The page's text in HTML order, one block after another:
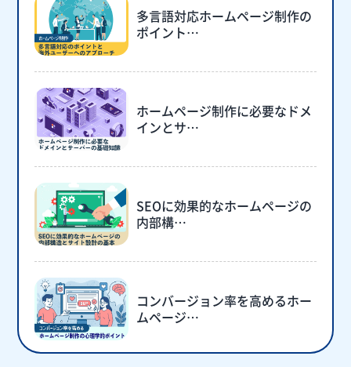
多言語対応ホームページ制作の
ポイント…
ホームページ制作に必要なドメ
インとサ…
SEOに効果的なホームページの
内部構…
コンバージョン率を高めるホー
ムページ…